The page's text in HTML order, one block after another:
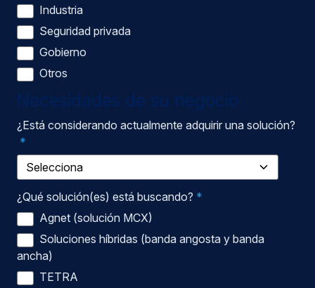
Industria
Seguridad privada
Gobierno
Otros
Necesidades de su negocio
¿Está considerando actualmente adquirir una solución?
*
¿Qué solución(es) está buscando? *
Agnet (solución MCX)
Soluciones híbridas (banda angosta y banda
ancha)
TETRA